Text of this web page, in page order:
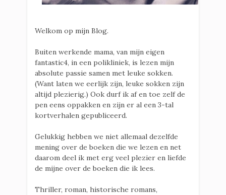
Welkom op mijn Blog.
Buiten werkende mama, van mijn eigen
fantastic4, in een polikliniek, is lezen mijn
absolute passie samen met leuke sokken.
(Want laten we eerlijk zijn, leuke sokken zijn
altijd plezierig.) Ook durf ik af en toe zelf de
pen eens oppakken en zijn er al een 3-tal
kortverhalen gepubliceerd.
Gelukkig hebben we niet allemaal dezelfde
mening over de boeken die we lezen en net
daarom deel ik met erg veel plezier en liefde
de mijne over de boeken die ik lees.
Thriller, roman, historische romans,